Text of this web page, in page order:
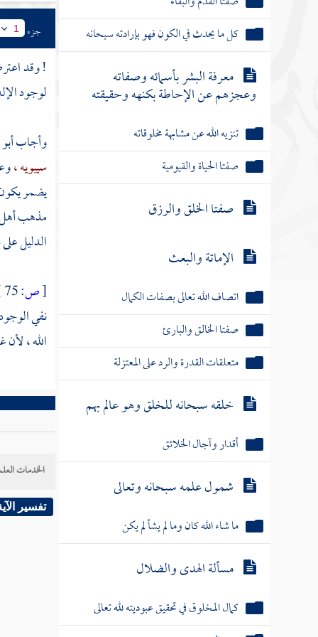
كل ما يحدث في الكون فهو بإرادته سبحانه
معرفة البشر بأسمائه وصفاته
وعجزهم عن الإحاطة بكنهه وحقيقته
تنزيه الله عن مشابهة مخلوقاته
صفتا الحياة والقيومية
صفتا الخلق والرزق
الإماتة والبعث
اتصاف الله تعالى بصفات الكمال
صفتا الخالق والبارئ
متعلقات القدرة والرد على المعتزلة
خلقه سبحانه للخلق وهو عالم بهم
أقدار وآجال الخلائق
شمول علمه سبحانه وتعالى
ما شاء الله كان وما لم يشأ لم يكن
مسألة الهدى والضلال
كمال المخلوق في تحقيق عبوديته لله تعالى
جزء 1
! وقد
لوجود
وأجاب
سيبويه ،
يضمر
مذهب أهل
الدليل
[ص:
نفي
الله ،
الخدمات
تفسير